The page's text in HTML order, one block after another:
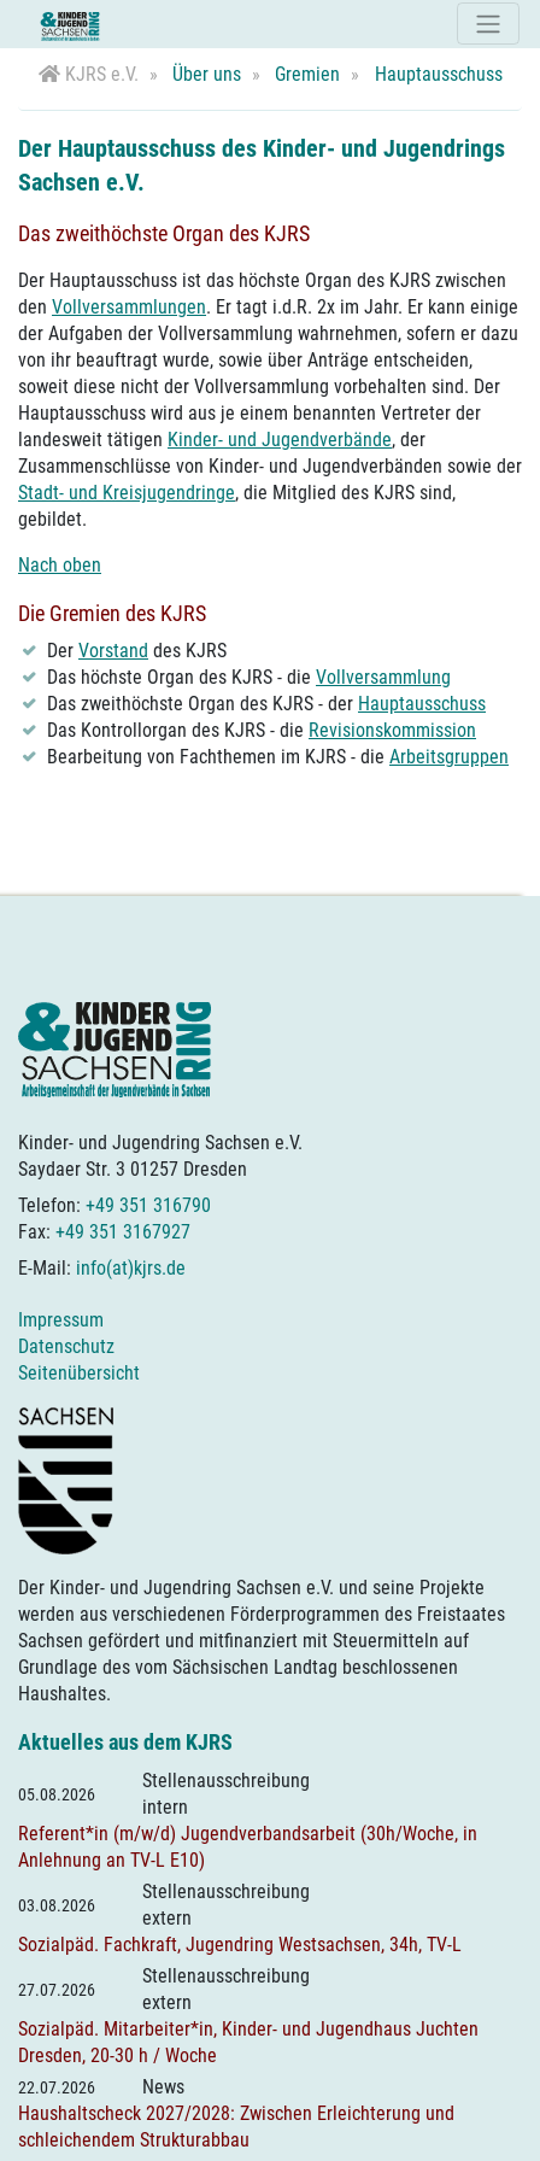
KJRS e.V. Über uns Gremien Hauptausschuss
Der Hauptausschuss des Kinder- und Jugendrings
Sachsen e.V.
Das zweithöchste Organ des KJRS
Der Hauptausschuss ist das höchste Organ des KJRS zwischen
den Vollversammlungen. Er tagt i.d.R. 2x im Jahr. Er kann einige
der Aufgaben der Vollversammlung wahrnehmen, sofern er dazu
von ihr beauftragt wurde, sowie über Anträge entscheiden,
soweit diese nicht der Vollversammlung vorbehalten sind. Der
Hauptausschuss wird aus je einem benannten Vertreter der
landesweit tätigen Kinder- und Jugendverbände, der
Zusammenschlüsse von Kinder- und Jugendverbänden sowie der
Stadt- und Kreisjugendringe, die Mitglied des KJRS sind,
gebildet.
Nach oben
Die Gremien des KJRS
Der Vorstand des KJRS
Das höchste Organ des KJRS - die Vollversammlung
Das zweithöchste Organ des KJRS - der Hauptausschuss
Das Kontrollorgan des KJRS - die Revisionskommission
Bearbeitung von Fachthemen im KJRS - die Arbeitsgruppen
Kinder- und Jugendring Sachsen e.V.
Saydaer Str. 3 01257 Dresden
Telefon: +49 351 316790
Fax: +49 351 3167927
E-Mail: info(at)kjrs.de
Impressum
Datenschutz
Seitenübersicht
Der Kinder- und Jugendring Sachsen e.V. und seine Projekte
werden aus verschiedenen Förderprogrammen des Freistaates
Sachsen gefördert und mitfinanziert mit Steuermitteln auf
Grundlage des vom Sächsischen Landtag beschlossenen
Haushaltes.
Aktuelles aus dem KJRS
05.08.2026
Stellenausschreibung
intern
Referent*in (m/w/d) Jugendverbandsarbeit (30h/Woche, in
Anlehnung an TV-L E10)
03.08.2026
Stellenausschreibung
extern
Sozialpäd. Fachkraft, Jugendring Westsachsen, 34h, TV-L
27.07.2026
Stellenausschreibung
extern
Sozialpäd. Mitarbeiter*in, Kinder- und Jugendhaus Juchten
Dresden, 20-30 h / Woche
22.07.2026
News
Haushaltscheck 2027/2028: Zwischen Erleichterung und
schleichendem Strukturabbau